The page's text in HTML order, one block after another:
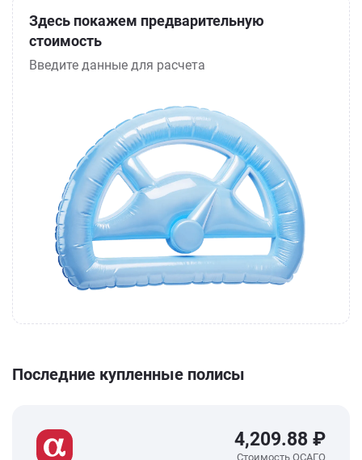
Здесь покажем предварительную
стоимость
Введите данные для расчета
Последние купленные полисы
4,209.88 ₽
Стоимость ОСАГО